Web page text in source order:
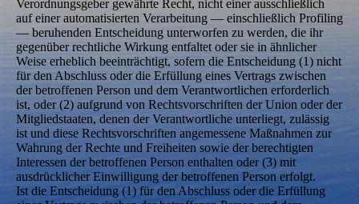
Verordnungsgeber gewährte Recht, nicht einer ausschließlich
auf einer automatisierten Verarbeitung — einschließlich Profiling
— beruhenden Entscheidung unterworfen zu werden, die ihr
gegenüber rechtliche Wirkung entfaltet oder sie in ähnlicher
Weise erheblich beeinträchtigt, sofern die Entscheidung (1) nicht
für den Abschluss oder die Erfüllung eines Vertrags zwischen
der betroffenen Person und dem Verantwortlichen erforderlich
ist, oder (2) aufgrund von Rechtsvorschriften der Union oder der
Mitgliedstaaten, denen der Verantwortliche unterliegt, zulässig
ist und diese Rechtsvorschriften angemessene Maßnahmen zur
Wahrung der Rechte und Freiheiten sowie der berechtigten
Interessen der betroffenen Person enthalten oder (3) mit
ausdrücklicher Einwilligung der betroffenen Person erfolgt.
Ist die Entscheidung (1) für den Abschluss oder die Erfüllung